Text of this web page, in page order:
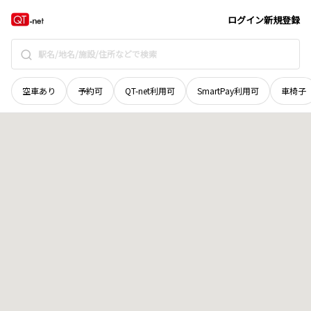
ログイン新規登録
空車あり 予約可 QT-net利用可 SmartPay利用可 車椅子
鳥取県